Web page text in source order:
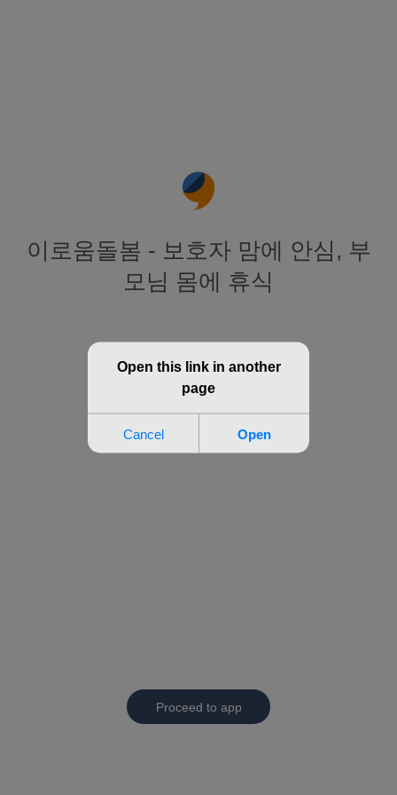
이로움돌봄 - 보호자 맘에 안심, 부
모님 몸에 휴식
Proceed to app